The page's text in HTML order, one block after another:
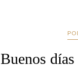
Buenos